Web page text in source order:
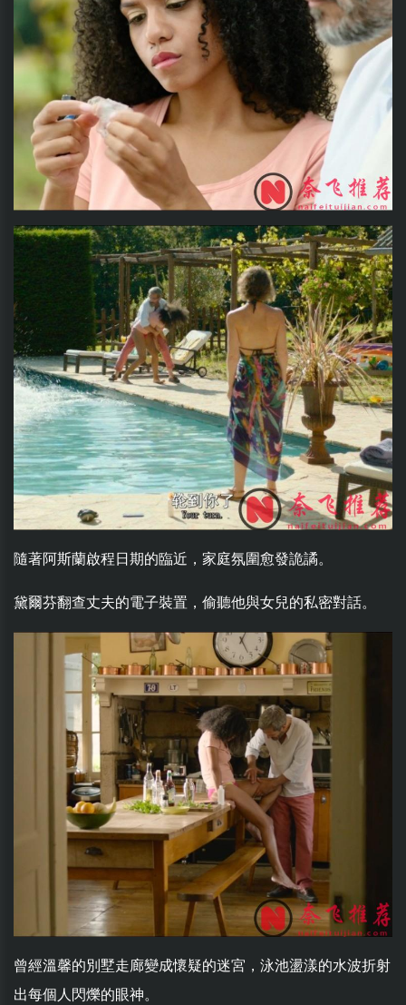
隨著阿斯蘭啟程日期的臨近，家庭氛圍愈發詭譎。
黛爾芬翻查丈夫的電子裝置，偷聽他與女兒的私密對話。
曾經溫馨的別墅走廊變成懷疑的迷宮，泳池盪漾的水波折射
出每個人閃爍的眼神。